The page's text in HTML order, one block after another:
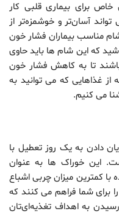
برای بیماری قلبی کار
آسان‌تر و خوشمزه‌تر از
مناسب بیماران فشار خون
که این شام ها باید حاوی
تا به کاهش فشار خون
از غذاهایی که می توانید به
می کنیم.
دادن به یک روز تعطیل با
این خوراک ها به عنوان
با کمترین میزان چربی اشباع
برای شما فراهم می کنند که
به اهداف تغذیه‌ای‌تان